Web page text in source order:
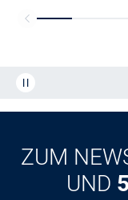
ZUM
UND